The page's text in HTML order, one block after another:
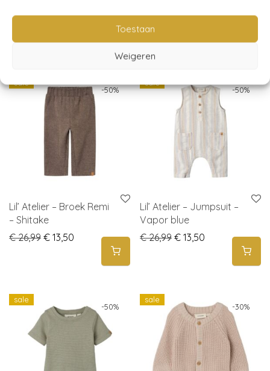
Toestaan
Weigeren
Coeur rose coloré
Original price was: € 134,95.
Current price is: € 104,95.
Original price was: €
Current price
-50%
sale
Lil’ Atelier – Broek Remi
– Shitake
€26,99 Original price was: € 26,99.
€ 13,50 Current price is: € 13,50.
-50%
sale
Lil’ Atelier – Jumpsuit –
Vapor blue
€26,99 Original price was: €
€ 13,50 Current price
-50%
sale
-30%
sale